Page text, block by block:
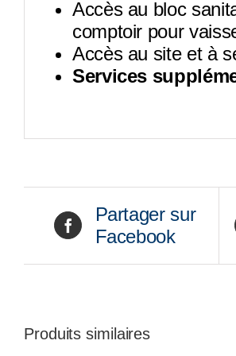
Accès au bloc
comptoir pour
Accès au site et à
Services
Partager sur
Facebook
Produits similaires